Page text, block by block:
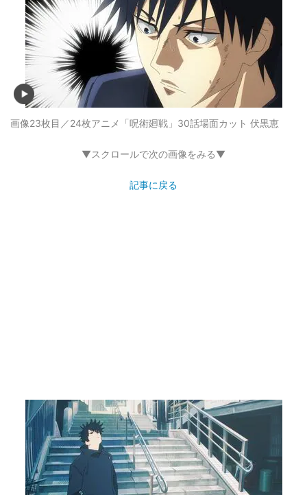
画像23枚目／24枚アニメ「呪術廻戦」30話場面カット 伏黒恵
▼スクロールで次の画像をみる▼
記事に戻る